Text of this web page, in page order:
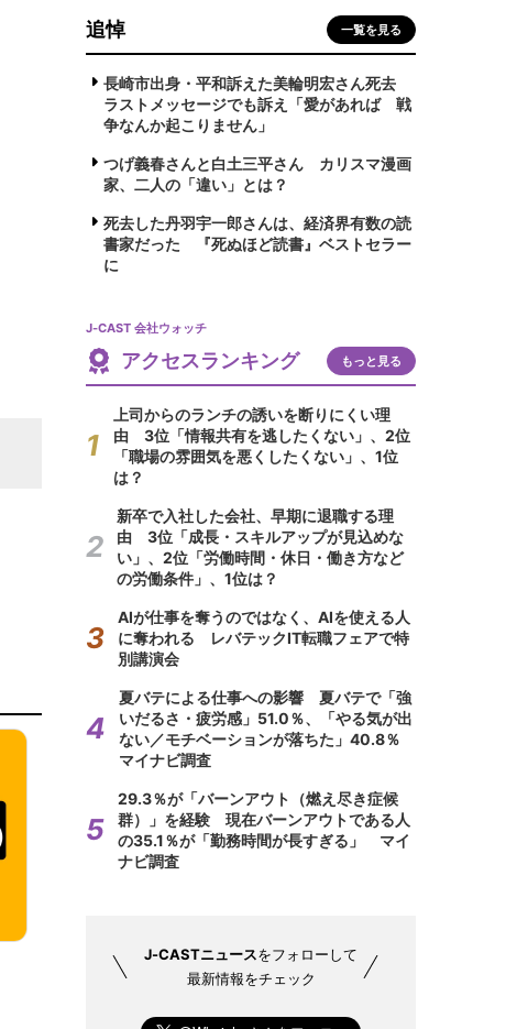
追悼 一覧を見る
長崎市出身・平和訴えた美輪明宏さん死去
ラストメッセージでも訴え「愛があれば 戦
争なんか起こりません」
つげ義春さんと白土三平さん カリスマ漫画
家、二人の「違い」とは？
死去した丹羽宇一郎さんは、経済界有数の読
書家だった 『死ぬほど読書』ベストセラー
に
J-CAST 会社ウォッチ
アクセスランキング もっと見る
上司からのランチの誘いを断りにくい理
由 3位「情報共有を逃したくない」、2位
「職場の雰囲気を悪くしたくない」、1位
は？
新卒で入社した会社、早期に退職する理
由 3位「成長・スキルアップが見込めな
い」、2位「労働時間・休日・働き方など
の労働条件」、1位は？
AIが仕事を奪うのではなく、AIを使える人
に奪われる レバテックIT転職フェアで特
別講演会
夏バテによる仕事への影響 夏バテで「強
いだるさ・疲労感」51.0％、「やる気が出
ない／モチベーションが落ちた」40.8％
マイナビ調査
29.3％が「バーンアウト（燃え尽き症候
群）」を経験 現在バーンアウトである人
の35.1％が「勤務時間が長すぎる」 マイ
ナビ調査
J-CASTニュースをフォローして
最新情報をチェック